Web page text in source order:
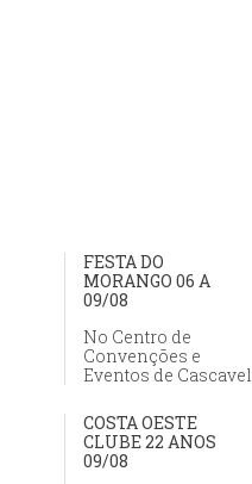
FESTA DO
MORANGO 06 A
09/08
No Centro de
Convenções e
Eventos de Cascavel
COSTA OESTE
CLUBE 22 ANOS
09/08